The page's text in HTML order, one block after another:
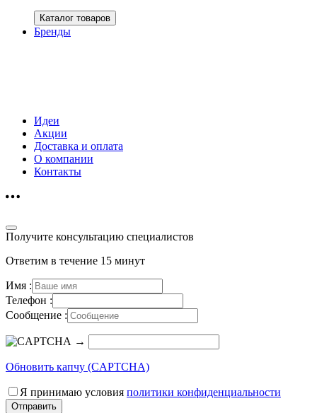
Каталог товаров
Бренды
Идеи
Акции
Доставка и оплата
О компании
Контакты
Получите консультацию специалистов
Ответим в течение 15 минут
Имя :
Телефон :
Сообщение :
→
Обновить капчу (CAPTCHA)
Я принимаю условия политики конфиденциальности
Отправить